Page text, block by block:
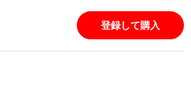
登録して購入